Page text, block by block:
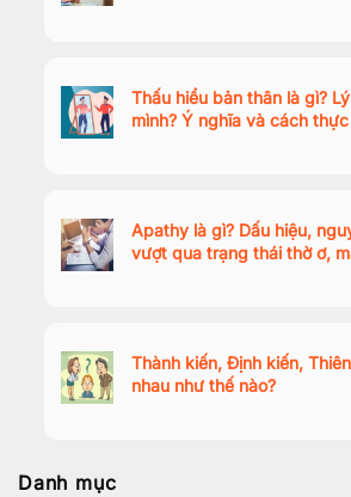
Thấu hiểu bản thân là gì?
mình? Ý nghĩa và cách
Apathy là gì? Dấu hiệu,
vượt qua trạng thái thờ ơ,
Thành kiến, Định kiến,
nhau như thế nào?
Danh mục